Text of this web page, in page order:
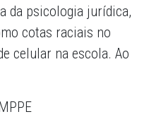
da psicologia jurídica,
cotas raciais no
celular na escola. Ao